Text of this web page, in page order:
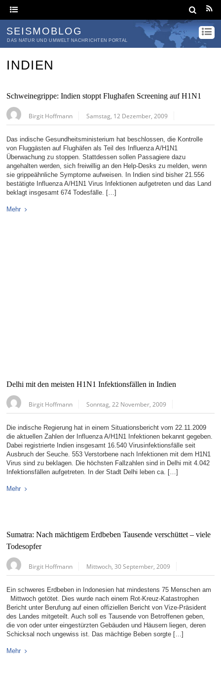
SEISMOBLOG
DAS NATUR UND UMWELT NACHRICHTEN PORTAL
INDIEN
Schweinegrippe: Indien stoppt Flughafen Screening auf H1N1
Birgit Hoffmann Samstag, 12 Dezember, 2009
Das indische Gesundheitsministerium hat beschlossen, die Kontrolle
von Fluggästen auf Flughäfen als Teil des Influenza A/H1N1
Überwachung zu stoppen. Stattdessen sollen Passagiere dazu
angehalten werden, sich freiwillig an den Help-Desks zu melden, wenn
sie grippeähnliche Symptome aufweisen. In Indien sind bisher 21.556
bestätigte Influenza A/H1N1 Virus Infektionen aufgetreten und das Land
beklagt insgesamt 674 Todesfälle. […]
Mehr
Delhi mit den meisten H1N1 Infektionsfällen in Indien
Birgit Hoffmann Sonntag, 22 November, 2009
Die indische Regierung hat in einem Situationsbericht vom 22.11.2009
die aktuellen Zahlen der Influenza A/H1N1 Infektionen bekannt gegeben.
Dabei registrierte Indien insgesamt 16.540 Virusinfektionsfälle seit
Ausbruch der Seuche. 553 Verstorbene nach Infektionen mit dem H1N1
Virus sind zu beklagen. Die höchsten Fallzahlen sind in Delhi mit 4.042
Infektionsfällen aufgetreten. In der Stadt Delhi leben ca. […]
Mehr
Sumatra: Nach mächtigem Erdbeben Tausende verschüttet – viele
Todesopfer
Birgit Hoffmann Mittwoch, 30 September, 2009
Ein schweres Erdbeben in Indonesien hat mindestens 75 Menschen am
Mittwoch getötet. Dies wurde nach einem Rot-Kreuz-Katastrophen
Bericht unter Berufung auf einen offiziellen Bericht von Vize-Präsident
des Landes mitgeteilt. Auch soll es Tausende von Betroffenen geben,
die von oder unter eingestürzten Gebäuden und Häusern liegen, deren
Schicksal noch ungewiss ist. Das mächtige Beben sorgte […]
Mehr